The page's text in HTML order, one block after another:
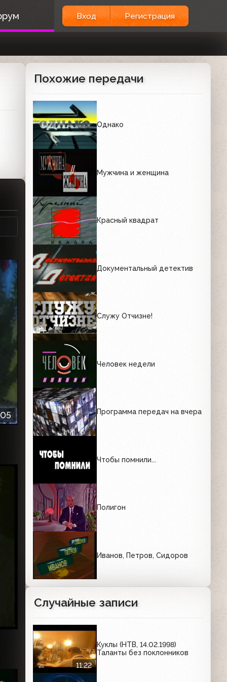
Вход Регистрация
Похожие передачи
Однако
Мужчина и женщина
Красный квадрат
Документальный детектив
Служу Отчизне!
Человек недели
Программа передач на вчера
Чтобы помнили...
Полигон
Иванов, Петров, Сидоров
Случайные записи
11:22
Куклы (НТВ, 14.02.1998)
Таланты без поклонников